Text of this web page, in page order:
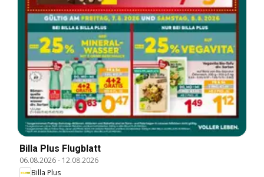
Billa Plus Flugblatt
06.08.2026- 12.08.2026
Billa Plus